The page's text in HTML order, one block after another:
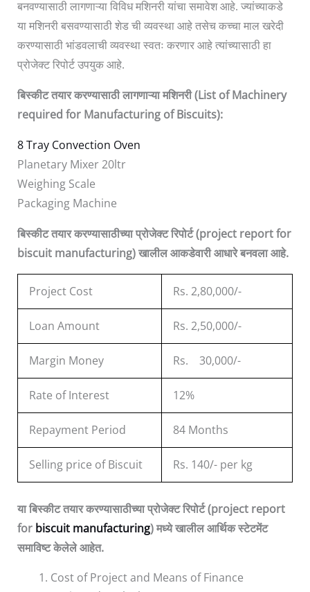
बनवण्यासाठी लागणाऱ्या विविध मशिनरी यांचा समावेश आहे. ज्यांच्याकडे
या मशिनरी बसवण्यासाठी शेड ची व्यवस्था आहे तसेच कच्चा माल खरेदी
करण्यासाठी भांडवलाची व्यवस्था स्वतः करणार आहे त्यांच्यासाठी हा
प्रोजेक्ट रिपोर्ट उपयुक आहे.
बिस्कीटतयारकरण्यासाठीलागणाऱ्यामशिनरी (List of Machinery
required for Manufacturing of Biscuits):
8 Tray Convection Oven
Planetary Mixer 20ltr
Weighing Scale
Packaging Machine
बिस्कीट तयार करण्यासाठीच्या प्रोजेक्ट रिपोर्ट (project report for
biscuit manufacturing)खालीलआकडेवारीआधारेबनवलाआहे.
Project Cost Rs. 2,80,000/-
Loan Amount Rs. 2,50,000/-
Margin Money Rs. 30,000/-
Rate of Interest 12%
Repayment Period 84 Months
Selling price of Biscuit Rs. 140/- per kg
याबिस्कीट तयार करण्यासाठीच्या प्रोजेक्ट रिपोर्ट (project report
for biscuit manufacturing)मध्येखालीलआर्थिकस्टेटमेंट
समाविष्टकेलेलेआहेत.
Cost of Project and Means of Finance